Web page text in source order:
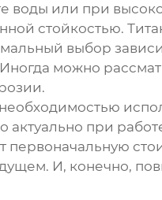
воды или при
стойкостью.
выбор
можно
актуально при
первоначальную
И, конечно,